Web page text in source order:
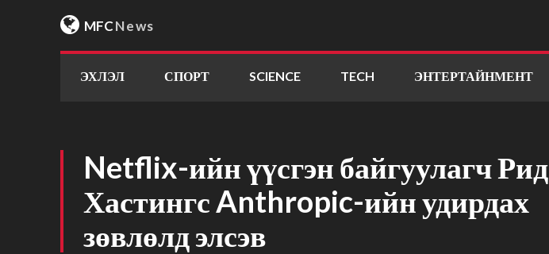
MFCNews
ЭХЛЭЛ СПОРТ SCIENCE TECH ЭНТЕРТАЙНМЕНТ
Netflix-ийн үүсгэн байгуулагч Рид
Хастингс Anthropic-ийн удирдах
зөвлөлд элсэв